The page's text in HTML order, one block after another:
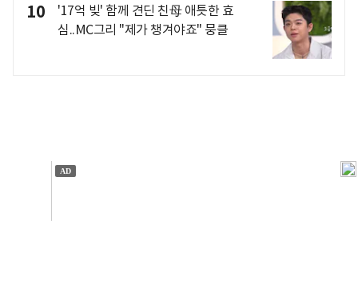
10
'17억 빚' 함께 견딘 친母 애틋한 효
심..MC그리 "제가 챙겨야죠" 뭉클